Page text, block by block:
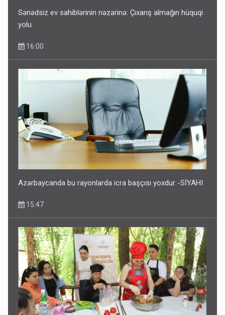
Sənədsiz ev sahiblərinin nəzərinə: Çıxarış almağın hüquqi
yolu
16:00
Azərbaycanda bu rayonlarda icra başçısı yoxdur -SİYAHI
15:47